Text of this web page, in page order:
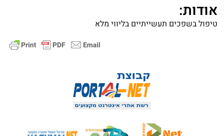
אודות:
טיפול בשפכים תעשייתיים בליווי מלא